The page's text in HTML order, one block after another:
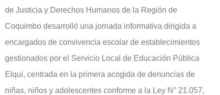
de Justicia y Derechos Humanos de la Región de
Coquimbo desarrolló una jornada informativa dirigida a
encargados de convivencia escolar de establecimientos
gestionados por el Servicio Local de Educación Pública
Elqui, centrada en la primera acogida de denuncias de
niñas, niños y adolescentes conforme a la Ley N° 21.057,